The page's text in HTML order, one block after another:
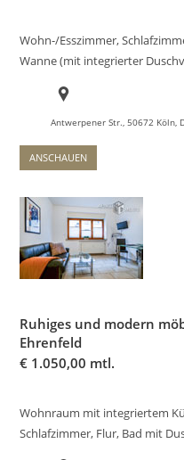
Wohn-/Esszimmer,
Wanne (mit integrierter
Antwerpener Str., 50672 Köln,
ANSCHAUEN
Ruhiges und modern
Ehrenfeld
€ 1.050,00 mtl.
Wohnraum mit integriertem
Schlafzimmer, Flur, Bad mit